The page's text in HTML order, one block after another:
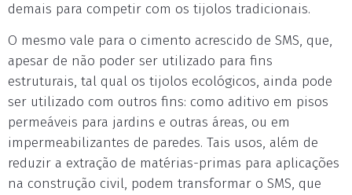
demais para competir com os tijolos tradicionais.
O mesmo vale para o cimento acrescido de SMS, que,
apesar de não poder ser utilizado para fins
estruturais, tal qual os tijolos ecológicos, ainda pode
ser utilizado com outros fins: como aditivo em pisos
permeáveis para jardins e outras áreas, ou em
impermeabilizantes de paredes. Tais usos, além de
reduzir a extração de matérias-primas para aplicações
na construção civil, podem transformar o SMS, que